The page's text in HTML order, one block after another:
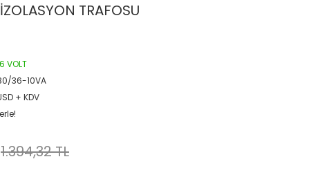
TRAFOSU
VOLT
36-10VA
+ KDV
1.394,32 TL